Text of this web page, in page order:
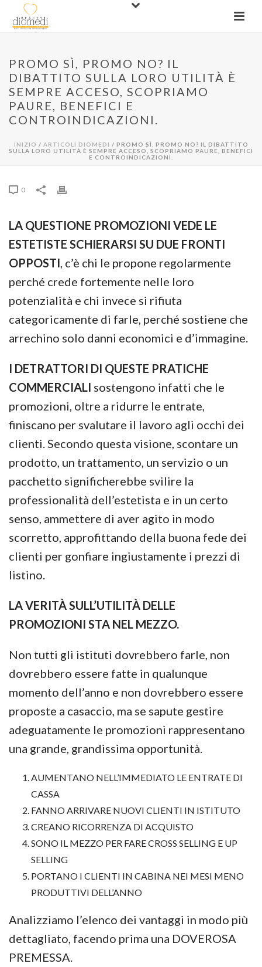
PROMO SÌ, PROMO NO? IL
DIBATTITO SULLA LORO UTILITÀ È
SEMPRE ACCESO, SCOPRIAMO
PAURE, BENEFICI E
CONTROINDICAZIONI.
INIZIO / ARTICOLI DIOMEDI / PROMO SÌ, PROMO NO? IL DIBATTITO
SULLA LORO UTILITÀ È SEMPRE ACCESO, SCOPRIAMO PAURE, BENEFICI
E CONTROINDICAZIONI.
0
LA QUESTIONE PROMOZIONI VEDE LE
ESTETISTE SCHIERARSI SU DUE FRONTI
OPPOSTI, c’è chi le propone regolarmente
perché crede fortemente nelle loro
potenzialità e chi invece si rifiuta
categoricamente di farle, perché sostiene che
arrechino solo danni economici e d’immagine.
I DETRATTORI DI QUESTE PRATICHE
COMMERCIALI sostengono infatti che le
promozioni, oltre a ridurre le entrate,
finiscano per svalutare il lavoro agli occhi dei
clienti. Secondo questa visione, scontare un
prodotto, un trattamento, un servizio o un
pacchetto significherebbe svilire la
professionalità dell’estetista e in un certo
senso, ammettere di aver agito in modo
scorretto, approfittando della buona fede dei
clienti per gonfiare ingiustamente i prezzi di
listino.
LA VERITÀ SULL’UTILITÀ DELLE
PROMOZIONI STA NEL MEZZO.
Non tutti gli istituti dovrebbero farle, non
dovrebbero essere fatte in qualunque
momento dell’anno e non dovrebbero essere
proposte a casaccio, ma se sapute gestire
adeguatamente le promozioni rappresentano
una grande, grandissima opportunità.
AUMENTANO NELL’IMMEDIATO LE ENTRATE DI
CASSA
FANNO ARRIVARE NUOVI CLIENTI IN ISTITUTO
CREANO RICORRENZA DI ACQUISTO
SONO IL MEZZO PER FARE CROSS SELLING E UP
SELLING
PORTANO I CLIENTI IN CABINA NEI MESI MENO
PRODUTTIVI DELL’ANNO
Analizziamo l’elenco dei vantaggi in modo più
dettagliato, facendo prima una DOVEROSA
PREMESSA.